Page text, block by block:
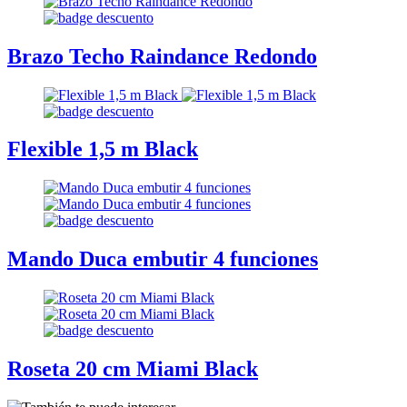
Brazo Techo Raindance Redondo
Flexible 1,5 m Black
Mando Duca embutir 4 funciones
Roseta 20 cm Miami Black